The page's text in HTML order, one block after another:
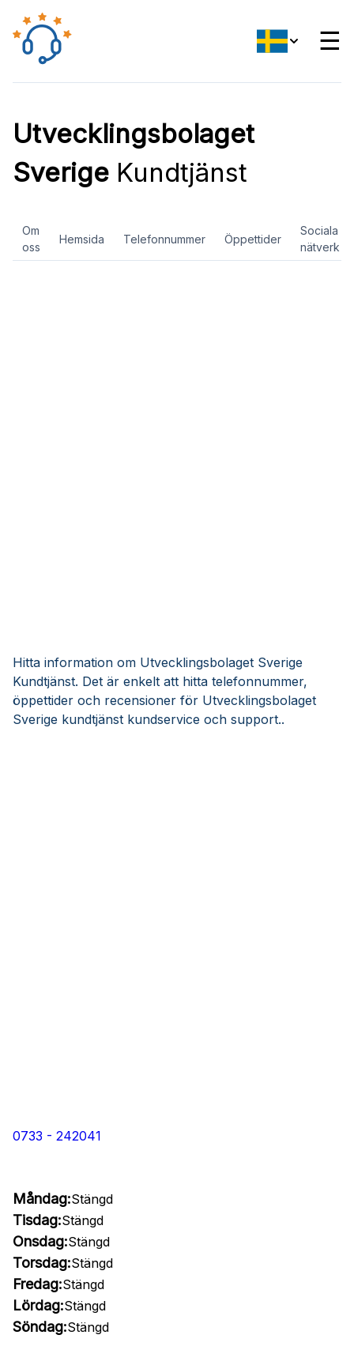
☰
Utvecklingsbolaget
Sverige Kundtjänst
Om
oss
Hemsida Telefonnummer Öppettider
Sociala
nätverk
Hitta information om Utvecklingsbolaget Sverige
Kundtjänst. Det är enkelt att hitta telefonnummer,
öppettider och recensioner för Utvecklingsbolaget
Sverige kundtjänst kundservice och support..
0733 - 242041
Måndag:Stängd
Tisdag:Stängd
Onsdag:Stängd
Torsdag:Stängd
Fredag:Stängd
Lördag:Stängd
Söndag:Stängd